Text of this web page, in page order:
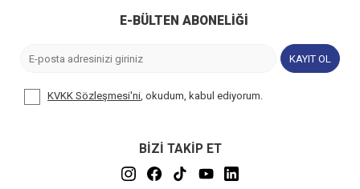
E-BÜLTEN ABONELIĞI
KAYIT OL
KVKK Sözleşmesi'ni, okudum, kabul ediyorum.
BİZİ TAKİP ET